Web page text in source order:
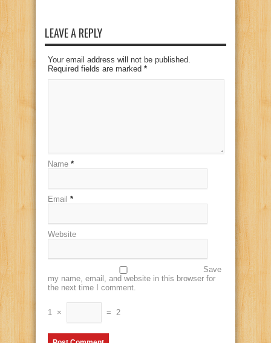
LEAVE A REPLY
Your email address will not be published.
Required fields are marked *
Name *
Email *
Website
Save
my name, email, and website in this browser for
the next time I comment.
1 × = 2